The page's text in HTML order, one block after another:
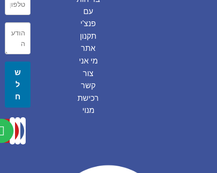
עם
פנצ'י
תקנון
אתר
מי אני
צור
קשר
רכישת
מנוי
ש
ל
ח